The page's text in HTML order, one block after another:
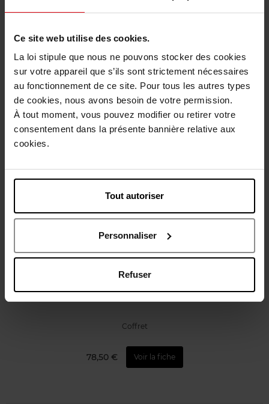
Ce site web utilise des cookies.
La loi stipule que nous ne pouvons stocker des cookies
sur votre appareil que s’ils sont strictement nécessaires
au fonctionnement de ce site. Pour tous les autres types
de cookies, nous avons besoin de votre permission.
À tout moment, vous pouvez modifier ou retirer votre
consentement dans la présente bannière relative aux
cookies.
Tout autoriser
Personnaliser
Refuser
Description
Caractéristiques
Avis client Politique relative aux avis des clients
MONTBLANC
EXPLORER + TRAVEL SPRAY + GEL DOUCHE
Coffret
78,50 € Voir la fiche